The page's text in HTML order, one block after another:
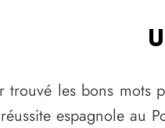
trouvé les bons mots
espagnole au